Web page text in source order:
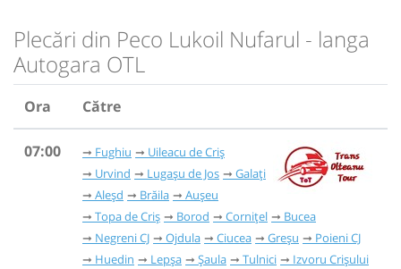
Plecări din Peco Lukoil Nufarul - langa
Autogara OTL
Ora Către
07:00 Fughiu
Uileacu de Criș
Urvind
Lugașu de Jos
Galați
Aleșd
Brăila
Aușeu
Topa de Criș
Borod Cornițel
Bucea
Negreni CJ
Ojdula Ciucea Greșu
Poieni CJ
Huedin
Lepșa Șaula Tulnici
Izvoru Crișului